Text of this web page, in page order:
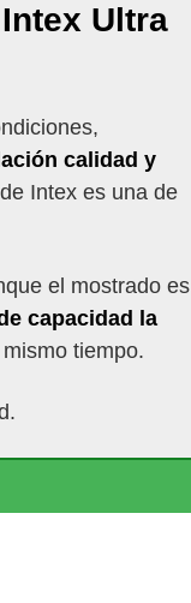
Ultra
calidad y
Intex es una de
el mostrado es
capacidad la
tiempo.